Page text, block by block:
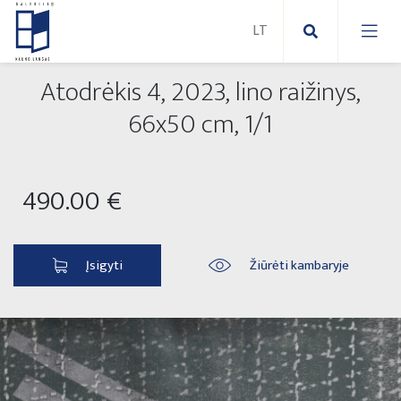
Nauji paveikslai
Modernūs paveikslai
Paveikslai ant drobės
Paveikslai ant popieriaus
Lauko skulptūros
Liaudies skulptūros
Parodos 2025
Atodrėkis 4, 2023, lino raižinys,
66x50 cm, 1/1
490.00 €
Įsigyti Žiūrėti kambaryje